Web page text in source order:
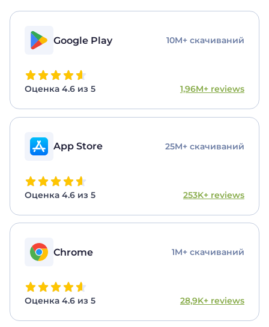
Google Play 10M+ скачиваний
Оценка 4.6 из 5 1,96M+ reviews
App Store 25M+ скачиваний
Оценка 4.6 из 5 253K+ reviews
Chrome 1M+ скачиваний
Оценка 4.6 из 5 28,9K+ reviews